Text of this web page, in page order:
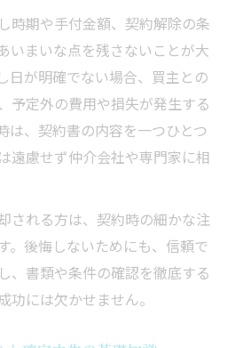
時期や手付金額、契約解除の条
いまいな点を残さないことが大
日が明確でない場合、買主との
予定外の費用や損失が発生する
は、契約書の内容を一つひとつ
遠慮せず仲介会社や専門家に相
される方は、契約時の細かな注
。後悔しないためにも、信頼で
、書類や条件の確認を徹底する
功には欠かせません。